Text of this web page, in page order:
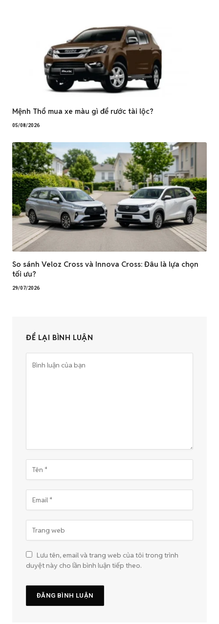
Mệnh Thổ mua xe màu gì để rước tài lộc?
05/08/2026
So sánh Veloz Cross và Innova Cross: Đâu là lựa chọn
tối ưu?
29/07/2026
ĐỂ LẠI BÌNH LUẬN
Lưu tên, email và trang web của tôi trong trình
duyệt này cho lần bình luận tiếp theo.